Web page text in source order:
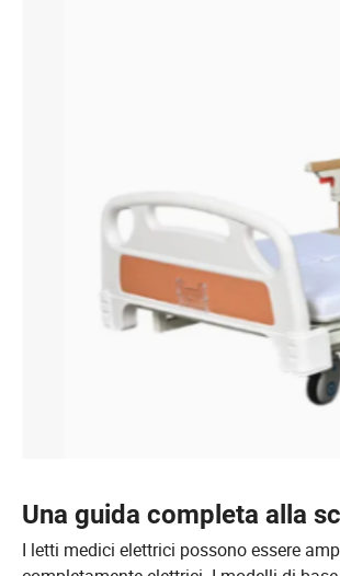
Una guida completa alla
I letti medici elettrici possono essere